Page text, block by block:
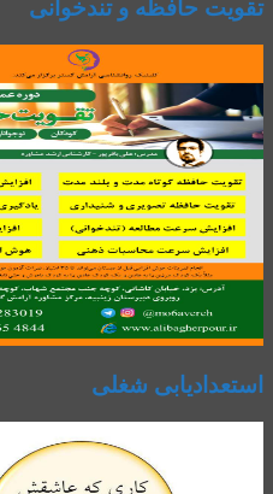
تقویت حافظه و تندخوانی
استعدادیابی شغلی